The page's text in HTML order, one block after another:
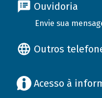
Ouvidoria
Envie sua
Outros
Acesso à